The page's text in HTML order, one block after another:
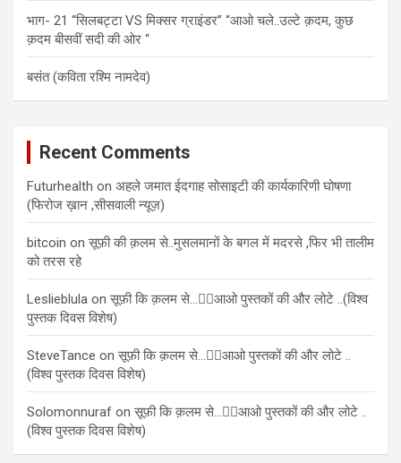
भाग- 21 “सिलबट्टा VS मिक्सर ग्राइंडर” “आओ चले..उल्टे क़दम, कुछ
क़दम बीसवीं सदी की ओर “
बसंत (कविता रश्मि नामदेव)
Recent Comments
Futurhealth on अहले जमात ईदगाह सोसाइटी की कार्यकारिणी घोषणा
(फिरोज ख़ान ,सीसवाली न्यूज़)
bitcoin onसूफ़ी की क़लम से..मुसलमानों के बगल में मदरसे ,फिर भी तालीम
को तरस रहे
Leslieblula onसूफ़ी कि क़लम से…✍🏻आओ पुस्तकों की और लोटे ..(विश्व
पुस्तक दिवस विशेष)
SteveTance onसूफ़ी कि क़लम से…✍🏻आओ पुस्तकों की और लोटे ..
(विश्व पुस्तक दिवस विशेष)
Solomonnuraf onसूफ़ी कि क़लम से…✍🏻आओ पुस्तकों की और लोटे ..
(विश्व पुस्तक दिवस विशेष)